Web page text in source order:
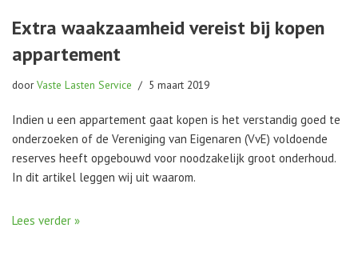
Extra waakzaamheid vereist bij kopen
appartement
doorVaste Lasten Service 5 maart 2019
Indien u een appartement gaat kopen is het verstandig goed te
onderzoeken of de Vereniging van Eigenaren (VvE) voldoende
reserves heeft opgebouwd voor noodzakelijk groot onderhoud.
In dit artikel leggen wij uit waarom.
Lees verder »